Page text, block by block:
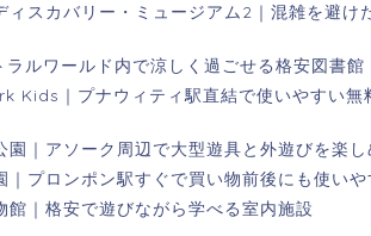
ィスカバリー・ミュージアム2｜混雑を避け
ルワールド内で涼しく過ごせる格安図書館
Kids｜プナウィティ駅直結で使いやすい無
園｜アソーク周辺で大型遊具と外遊びを楽し
｜プロンポン駅すぐで買い物前後にも使いや
館｜格安で遊びながら学べる室内施設